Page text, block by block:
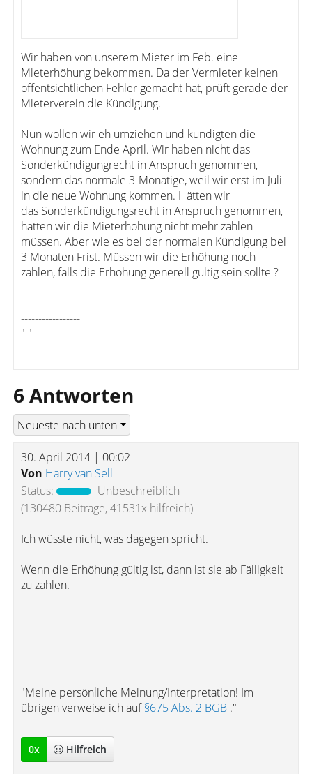
Wir haben von unserem Mieter im Feb. eine
Mieterhöhung bekommen. Da der Vermieter keinen
offentsichtlichen Fehler gemacht hat, prüft gerade der
Mieterverein die Kündigung.
Nun wollen wir eh umziehen und kündigten die
Wohnung zum Ende April. Wir haben nicht das
Sonderkündigungrecht in Anspruch genommen,
sondern das normale 3-Monatige, weil wir erst im Juli
in die neue Wohnung kommen. Hätten wir
das Sonderkündigungsrecht in Anspruch genommen,
hätten wir die Mieterhöhung nicht mehr zahlen
müssen. Aber wie es bei der normalen Kündigung bei
3 Monaten Frist. Müssen wir die Erhöhung noch
zahlen, falls die Erhöhung generell gültig sein sollte ?
-----------------
" "
6 Antworten
30. April 2014 | 00:02
Von Harry van Sell
Status:
Unbeschreiblich
(130480 Beiträge, 41531x hilfreich)
Ich wüsste nicht, was dagegen spricht.
Wenn die Erhöhung gültig ist, dann ist sie ab Fälligkeit
zu zahlen.
-----------------
"Meine persönliche Meinung/Interpretation! Im
übrigen verweise ich auf§675 Abs. 2 BGB."
0x Hilfreich